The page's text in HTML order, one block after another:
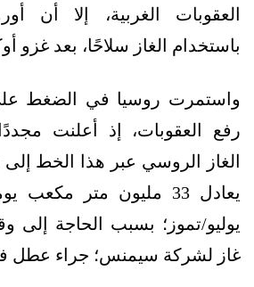
العقوبات الغربية، إلا أن
باستخدام الغاز سلاحًا، بعد غزو
واستمرت روسيا في الضغط
رفع العقوبات، إذ أعلنت
يوليو/تموز؛ بسبب الحاجة إلى
غاز لشركة سيمنس؛ جراء عطل